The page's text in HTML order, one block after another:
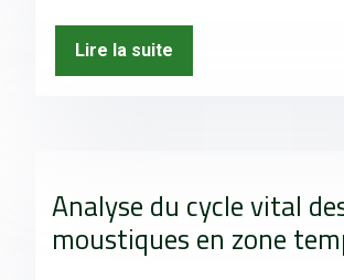
Lire la suite
Analyse du cycle vital
moustiques en zone